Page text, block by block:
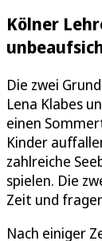
Kölner
Die zwei
Lena Klabes
einen
Kinder
zahlreiche
spielen. Die
Zeit und
Nach einiger